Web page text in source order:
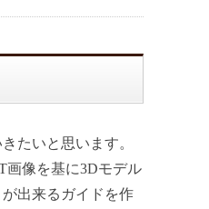
たいと思います。
画像を基に3Dモデル
出来るガイドを作